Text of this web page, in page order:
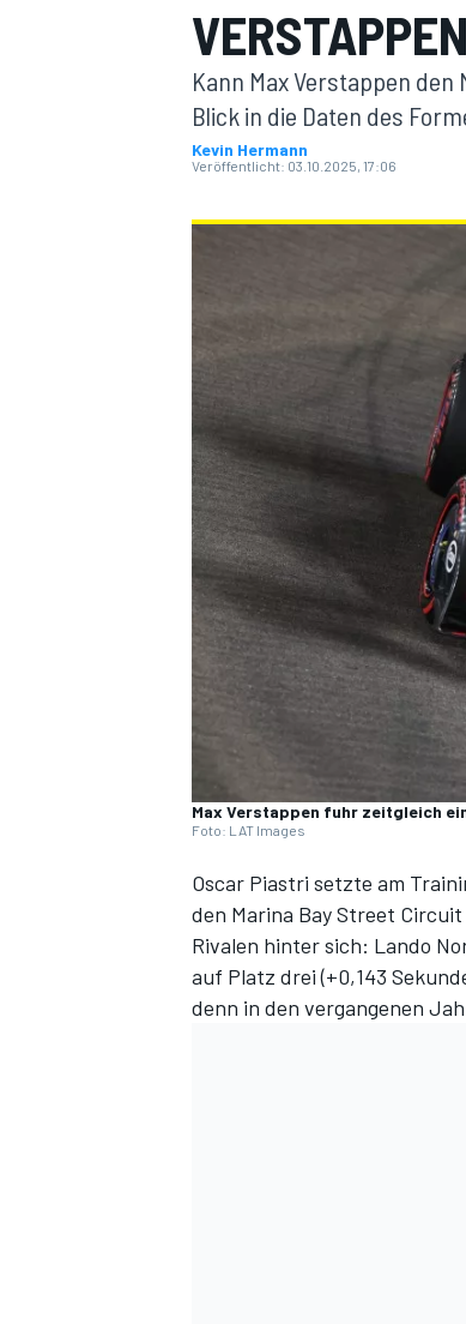
DTM
Kann Max Verstappen
Blick in die Daten des
Kevin Hermann
Veröffentlicht: 03.10.2025, 17:06
Max Verstappen fuhr zeitgleich
Foto: LAT Images
Oscar Piastri setzte am
den Marina Bay Street
Rivalen hinter sich: Lando
auf Platz drei (+0,143
denn in den vergangenen